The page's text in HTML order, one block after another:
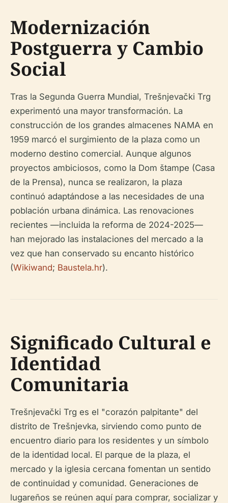
Modernización
Postguerra y Cambio
Social
Tras la Segunda Guerra Mundial, Trešnjevački Trg
experimentó una mayor transformación. La
construcción de los grandes almacenes NAMA en
1959 marcó el surgimiento de la plaza como un
moderno destino comercial. Aunque algunos
proyectos ambiciosos, como la Dom štampe (Casa
de la Prensa), nunca se realizaron, la plaza
continuó adaptándose a las necesidades de una
población urbana dinámica. Las renovaciones
recientes —incluida la reforma de 2024-2025—
han mejorado las instalaciones del mercado a la
vez que han conservado su encanto histórico
(Wikiwand; Baustela.hr).
Significado Cultural e
Identidad
Comunitaria
Trešnjevački Trg es el "corazón palpitante" del
distrito de Trešnjevka, sirviendo como punto de
encuentro diario para los residentes y un símbolo
de la identidad local. El parque de la plaza, el
mercado y la iglesia cercana fomentan un sentido
de continuidad y comunidad. Generaciones de
lugareños se reúnen aquí para comprar, socializar y